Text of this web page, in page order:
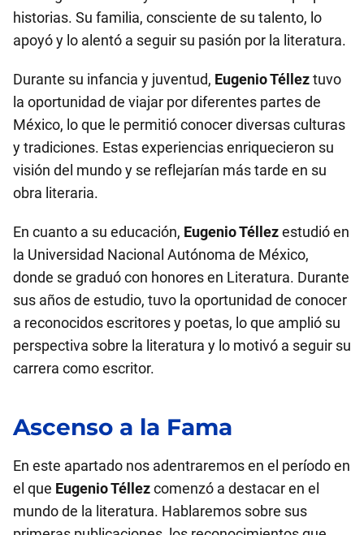
historias. Su familia, consciente de su talento, lo
apoyó y lo alentó a seguir su pasión por la literatura.
Durante su infancia y juventud, Eugenio Télleztuvo
la oportunidad de viajar por diferentes partes de
México, lo que le permitió conocer diversas culturas
y tradiciones. Estas experiencias enriquecieron su
visión del mundo y se reflejarían más tarde en su
obra literaria.
En cuanto a su educación, Eugenio Téllezestudió en
la Universidad Nacional Autónoma de México,
donde se graduó con honores en Literatura. Durante
sus años de estudio, tuvo la oportunidad de conocer
a reconocidos escritores y poetas, lo que amplió su
perspectiva sobre la literatura y lo motivó a seguir su
carrera como escritor.
Ascenso a la Fama
En este apartado nos adentraremos en el período en
el que Eugenio Téllezcomenzó a destacar en el
mundo de la literatura. Hablaremos sobre sus